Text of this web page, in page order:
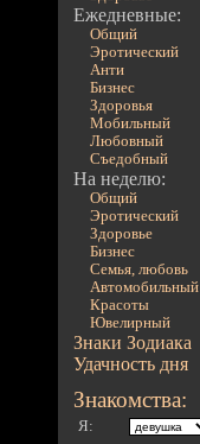
Ежедневные:
Общий
Эротический
Анти
Бизнес
Здоровья
Мобильный
Любовный
Съедобный
На неделю:
Общий
Эротический
Здоровье
Бизнес
Семья, любовь
Автомобильный
Красоты
Ювелирный
Знаки Зодиака
Удачность дня
Знакомства:
Я: